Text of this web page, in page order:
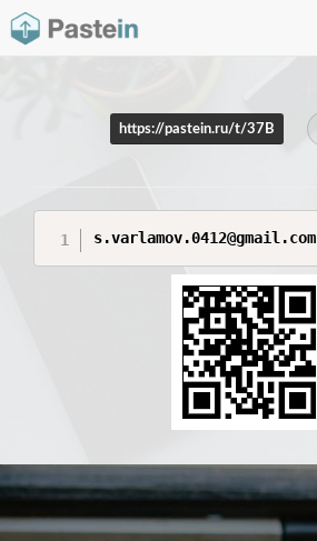
https://pastein.ru/t/37B
s.varlamov.0412@gmail.com